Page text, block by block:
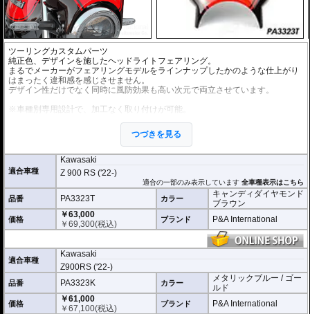
ツーリングカスタムパーツ
純正色、デザインを施したヘッドライトフェアリング。
まるでメーカーがフェアリングモデルをラインナップしたかのような仕上がり
はまったく違和感を感じさせません。
デザイン性だけでなく同時に風防効果も高い次元で両立させています。
※車種別専用設計で、加工なく取り付けが可能。
つづきを見る
適合車種
Kawasaki
Z 900 RS ('22-)
適合の一部のみ表示しています全車種表示はこちら
品番 PA3323T カラー
キャンディダイヤモンド
ブラウン
価格
￥63,000
￥69,300(税込) ブランド P&A International
適合車種
Kawasaki
Z900RS ('22-)
品番 PA3323K カラー
メタリックブルー / ゴー
ルド
価格
￥61,000
￥67,100(税込) ブランド P&A International